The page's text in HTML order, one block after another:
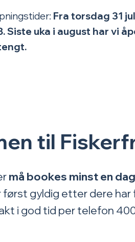
Fra torsdag 31
Siste uka i august har vi
til
må bookes minst en
først gyldig etter dere har
i god tid per telefon